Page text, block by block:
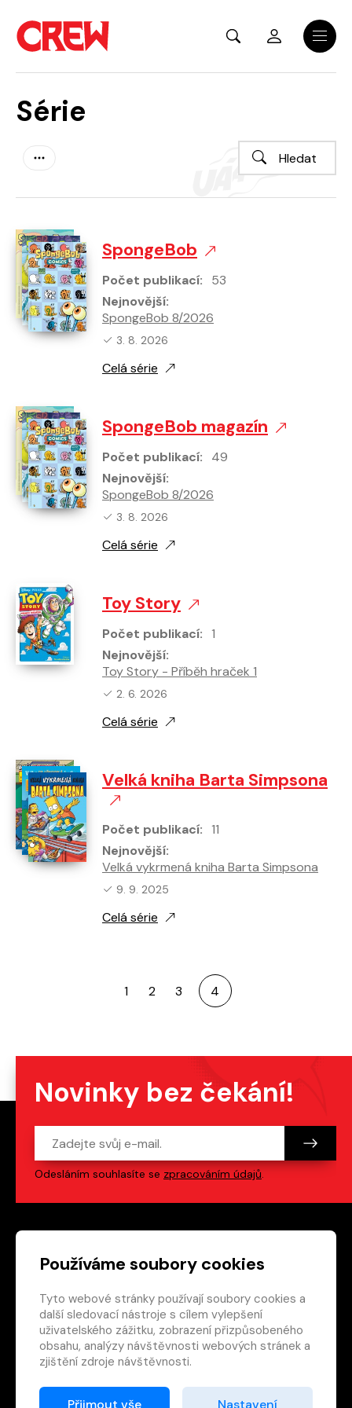
Používáme soubory cookies
Tyto webové stránky používají soubory cookies a
další sledovací nástroje s cílem vylepšení
uživatelského zážitku, zobrazení přizpůsobeného
obsahu, analýzy návštěvnosti webových stránek a
zjištění zdroje návštěvnosti.
Přijmout vše Nastavení
Menu
Série
SpongeBob
Počet publikací:
53
Nejnovější:
SpongeBob 8/2026
Nejnovější vydání:
3. 8. 2026
Celá série
SpongeBob magazín
Počet publikací:
49
Nejnovější:
SpongeBob 8/2026
Nejnovější vydání:
3. 8. 2026
Celá série
Toy Story
Počet publikací: 1
Nejnovější:
Toy Story - Příběh hraček 1
Nejnovější vydání:
2. 6. 2026
Celá série
Velká kniha Barta Simpsona
Počet publikací: 11
Nejnovější:
Velká vykrmená kniha Barta Simpsona
Nejnovější vydání:
9. 9. 2025
Celá série
1 2 3 4
Novinky bez čekání!
Odesláním souhlasíte se zpracováním údajů.
Patička webu Odkazy na sociální
Vedlejší navigace
redakce@crew.cz
Ochrana soukromí
Nastavení cookies
E-shop